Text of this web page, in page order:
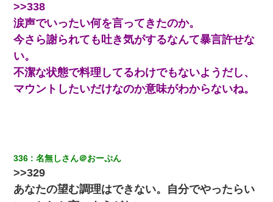
>>338
涙声でいったい何を言ってきたのか。
今さら謝られても吐き気がするなんて暴言許せな
い。
不潔な状態で料理してるわけでもないようだし、
マウントしたいだけなのか意味がわからないね。
336 名無しさん＠おーぷん
>>329
あなたの望む調理はできない。自分でやったらい